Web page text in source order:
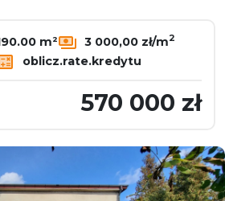
m² 3 000,00 zł/m2
oblicz.rate.kredytu
570 000 zł